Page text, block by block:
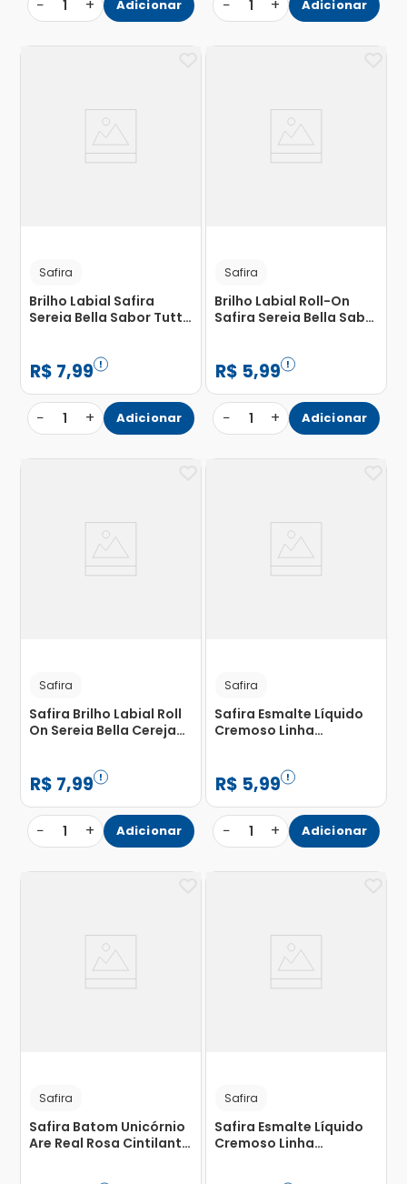
− 1 + Adicionar − 1 + Adicionar
Safira
Brilho Labial Safira
Sereia Bella Sabor Tutti-
R$ 7,99
− 1 + Adicionar
Safira
Brilho Labial Roll-On
Safira Sereia Bella Sabor
R$ 5,99
− 1 + Adicionar
Safira
Safira Brilho Labial Roll
On Sereia Bella Cereja
R$ 7,99
− 1 + Adicionar
Safira
Safira Esmalte Líquido
Cremoso Linha
R$ 5,99
− 1 + Adicionar
Safira
Safira Batom Unicórnio
Are Real Rosa Cintilante
Safira
Safira Esmalte Líquido
Cremoso Linha